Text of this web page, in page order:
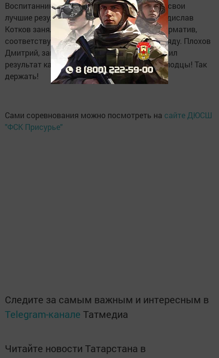
Воспитанники тренера И.Осянина показали свои
лучшие результаты в этом сезоне, хотя Владислав
Котков занял второе место, он выполнил норматив,
соответствующий первому взрослому разряду. Плохов
Дмитрий, занявший первое место, подтвердил
результат кандидата в мастера спорта. Молодцы! Так
держать!
Сами соревнования можно посмотреть на сайте ДЮСШ
"ФСК Присурье"
Следите за самым важным и интересным в
Telegram-канале Татмедиа
Читайте новости Татарстана в